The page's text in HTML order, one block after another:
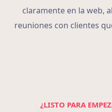
claramente en la web,
reuniones con clientes
¿LISTO PARA